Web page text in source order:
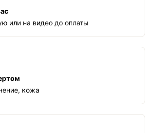
или на видео до оплаты
кожа